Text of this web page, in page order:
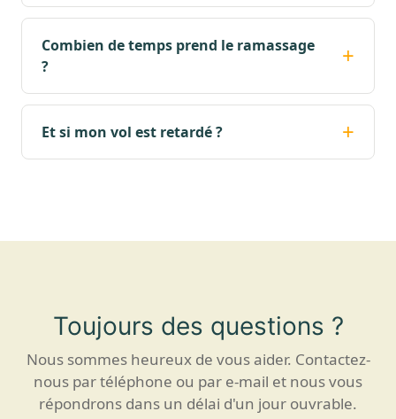
Combien de temps prend le ramassage
?
Et si mon vol est retardé ?
Toujours des questions ?
Nous sommes heureux de vous aider. Contactez-
nous par téléphone ou par e-mail et nous vous
répondrons dans un délai d'un jour ouvrable.